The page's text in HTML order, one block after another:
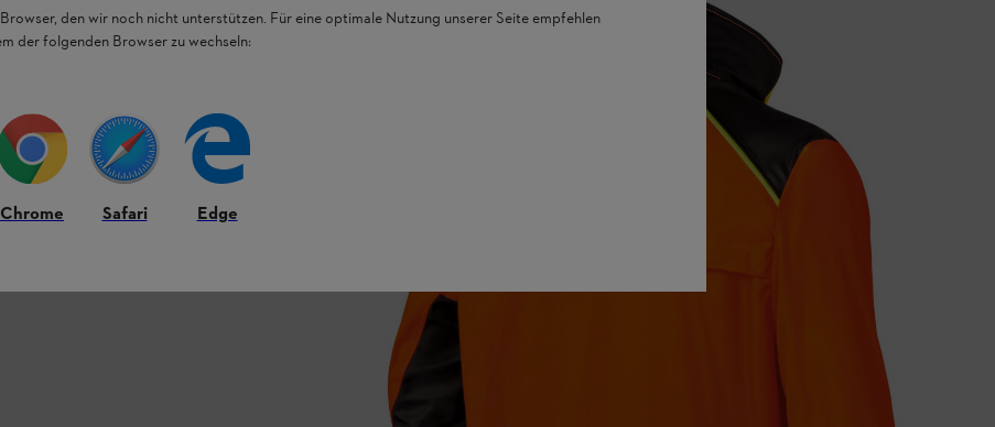
DuroFlex otporna na vremenske uslove
korisnike i profesionalce. Spoljašnja
STIHL DuroFlex jaknu prozračnom.
remen se koristi za savršeno
otpornu na vremenske uslove lako
den wir noch nicht unterstützen. Für eine optimale Nutzung unserer Seite empfehlen
der folgenden Browser zu wechseln:
Chrome Safari Edge